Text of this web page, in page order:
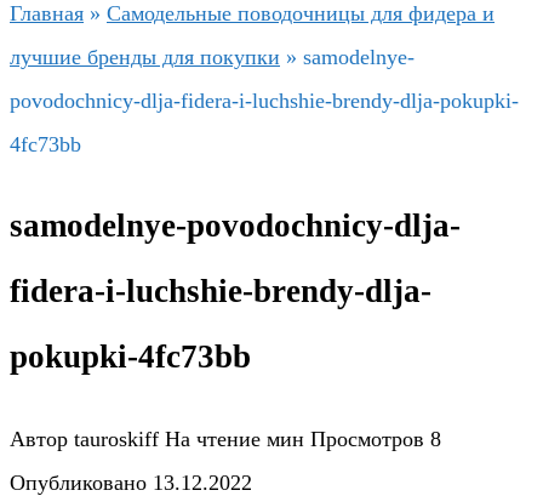
Главная » Самодельные поводочницы для фидера и
лучшие бренды для покупки » samodelnye-
povodochnicy-dlja-fidera-i-luchshie-brendy-dlja-pokupki-
4fc73bb
samodelnye-povodochnicy-dlja-
fidera-i-luchshie-brendy-dlja-
pokupki-4fc73bb
Автор tauroskiff На чтение мин Просмотров 8
Опубликовано 13.12.2022